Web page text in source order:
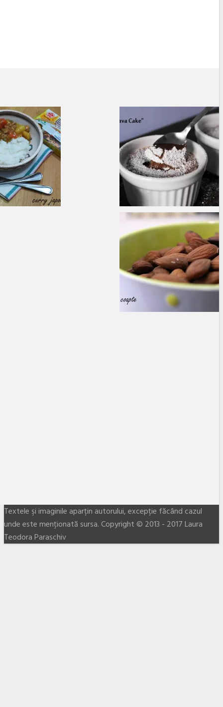
Textele şi imaginile aparţin autorului, excepţie făcând cazul
unde este menţionată sursa. Copyright © 2013 - 2017 Laura
Teodora Paraschiv